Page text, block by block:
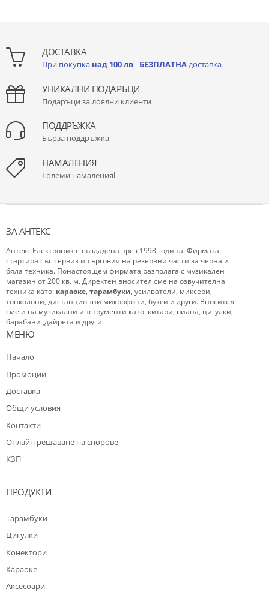
ДОСТАВКА
При покупка над 100 лв- БЕЗПЛАТНАдоставка
УНИКАЛНИ ПОДАРЪЦИ
Подаръци за лоялни клиенти
ПОДДРЪЖКА
Бърза поддръжка
НАМАЛЕНИЯ
Големи намаленияl
ЗА АНТЕКС
Антекс Електроник е създадена през 1998 година. Фирмата
стартира със сервиз и търговия на резервни части за черна и
бяла техника. Понастоящем фирмата разполага с музикален
магазин от 200 кв. м. Директен вносител сме на озвучителна
техника като: караоке, тарамбуки, усилватели, миксери,
тонколони, дистанционни микрофони, букси и други. Вносител
сме и на музикални инструменти като: китари, пиана, цигулки,
барабани ,дайрета и други.
МЕНЮ
Начало
Промоции
Доставка
Общи условия
Контакти
Oнлайн решаване на спорове
КЗП
ПРОДУКТИ
Тарамбуки
Цигулки
Конектори
Караоке
Аксесоари